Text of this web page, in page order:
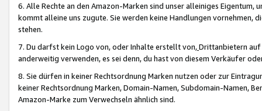
6. Alle Rechte an den Amazon-Marken sind unser alleiniges
kommt alleine uns zugute. Sie werden keine Handlungen vornehmen,
stehen.
7. Du darfst kein Logo von, oder Inhalte erstellt von,Drittanbietern auf
anderweitig verwenden, es sei denn, du hast von diesem Verkäufer
8. Sie dürfen in keiner Rechtsordnung Marken nutzen oder zur
keiner Rechtsordnung Marken, Domain-Namen, Subdomain-Namen,
Amazon-Marke zum Verwechseln ähnlich sind.